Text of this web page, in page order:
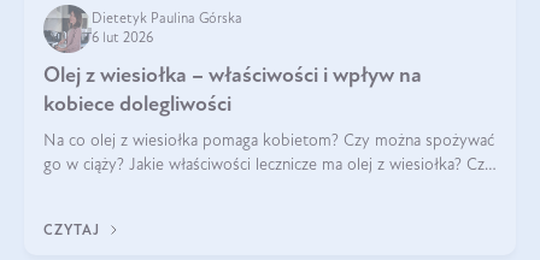
Dietetyk Paulina Górska
6 lut 2026
Olej z wiesiołka – właściwości i wpływ na
kobiece dolegliwości
Na co olej z wiesiołka pomaga kobietom? Czy można spożywać
go w ciąży? Jakie właściwości lecznicze ma olej z wiesiołka? Czy
CZYTAJ